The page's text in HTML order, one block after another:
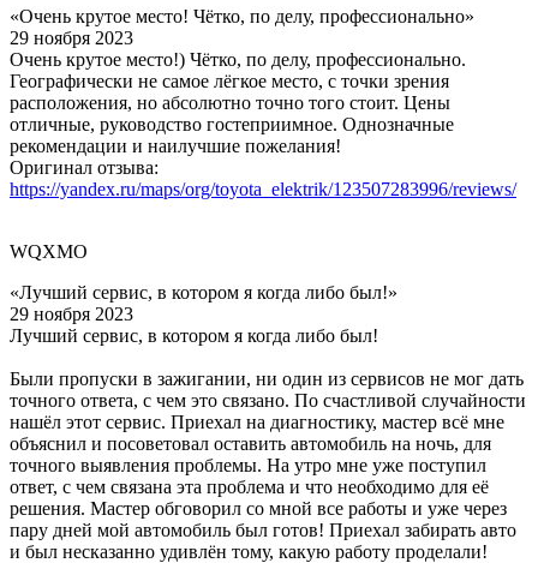
«Очень крутое место! Чётко, по делу, профессионально»
29 ноября 2023
Очень крутое место!) Чётко, по делу, профессионально.
Географически не самое лёгкое место, с точки зрения
расположения, но абсолютно точно того стоит. Цены
отличные, руководство гостеприимное. Однозначные
рекомендации и наилучшие пожелания!
Оригинал отзыва:
https://yandex.ru/maps/org/toyota_elektrik/123507283996/reviews/
WQXMO
«Лучший сервис, в котором я когда либо был!»
29 ноября 2023
Лучший сервис, в котором я когда либо был!
Были пропуски в зажигании, ни один из сервисов не мог дать
точного ответа, с чем это связано. По счастливой случайности
нашёл этот сервис. Приехал на диагностику, мастер всё мне
объяснил и посоветовал оставить автомобиль на ночь, для
точного выявления проблемы. На утро мне уже поступил
ответ, с чем связана эта проблема и что необходимо для её
решения. Мастер обговорил со мной все работы и уже через
пару дней мой автомобиль был готов! Приехал забирать авто
и был несказанно удивлён тому, какую работу проделали!